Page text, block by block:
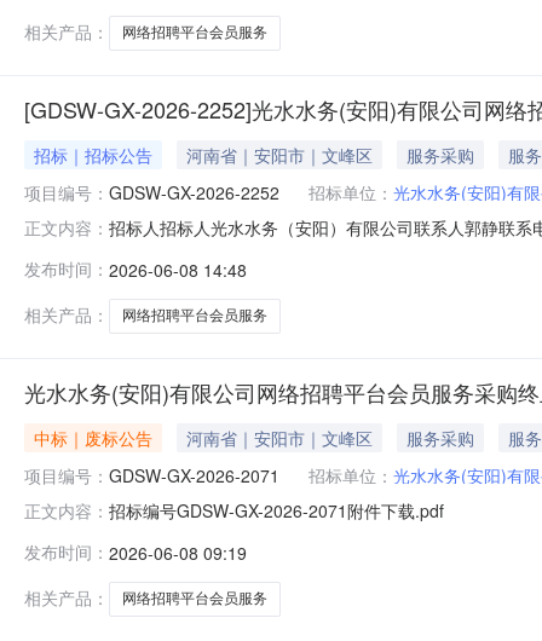
相关产品：
网络招聘平台会员服务
[GDSW-GX-2026-2252]光水水务(安阳)有限公司网络
招标｜招标公告 河南省｜安阳市｜文峰区 服务采购
服务
项目编号： GDSW-GX-2026-2252 招标单位： 光水水务(安阳)有
正文内容： 招标人招标人光水水务（安阳）有限公司联系人郭静联
发布时间： 2026-06-08 14:48
相关产品：
网络招聘平台会员服务
光水水务(安阳)有限公司网络招聘平台会员服务采购
中标｜废标公告 河南省｜安阳市｜文峰区 服务采购
服务
项目编号： GDSW-GX-2026-2071 招标单位： 光水水务(安阳)有
正文内容： 招标编号GDSW-GX-2026-2071附件下载.pdf
发布时间： 2026-06-08 09:19
相关产品：
网络招聘平台会员服务